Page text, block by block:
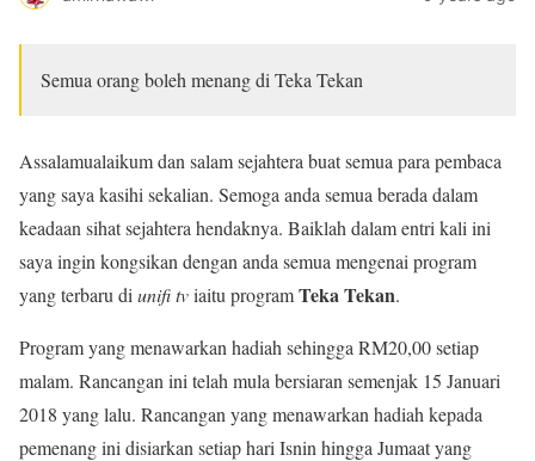
Semua orang boleh menang di Teka Tekan
Assalamualaikum dan salam sejahtera buat semua para pembaca
yang saya kasihi sekalian. Semoga anda semua berada dalam
keadaan sihat sejahtera hendaknya. Baiklah dalam entri kali ini
saya ingin kongsikan dengan anda semua mengenai program
yang terbaru di unifi tviaitu programTeka Tekan.
Program yang menawarkan hadiah sehingga RM20,00 setiap
malam. Rancangan ini telah mula bersiaran semenjak 15 Januari
2018 yang lalu. Rancangan yang menawarkan hadiah kepada
pemenang ini disiarkan setiap hari Isnin hingga Jumaat yang